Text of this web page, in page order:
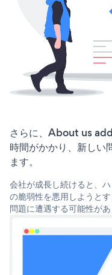
さらに、About us
時間がかかり、新しい
ます。
会社が成長し続けると、
の脆弱性を悪用しようと
問題に遭遇する可能性があ